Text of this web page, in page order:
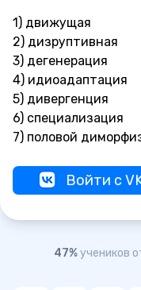
1) движущая
2) дизруптивная
3) дегенерация
4) идиоадаптация
5) дивергенция
6) специализация
7) половой
Войти с
47%учеников